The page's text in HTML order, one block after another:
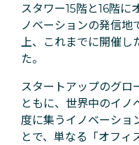
スタワー15階と16階に
ノベーションの発信
上、これまでに開催し
た。
スタートアップのグロ
ともに、世界中のイノ
度に集うイノベーショ
とで、単なる「オフィ